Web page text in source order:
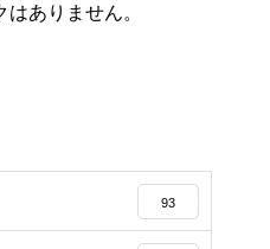
ありません。
93